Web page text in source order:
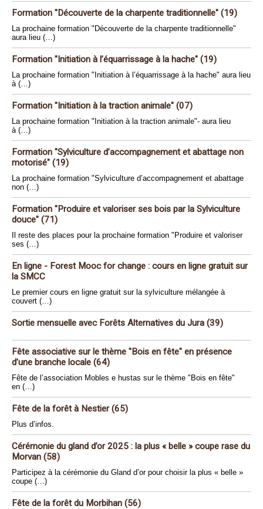
Formation "Découverte de la charpente traditionnelle" (19)
La prochaine formation "Découverte de la charpente traditionnelle"
aura lieu (…)
Formation "Initiation à l’équarrissage à la hache" (19)
La prochaine formation "Initiation à l’équarrissage à la hache" aura lieu
à (…)
Formation "Initiation à la traction animale" (07)
La prochaine formation "Initiation à la traction animale"- aura lieu
à (…)
Formation "Sylviculture d’accompagnement et abattage non
motorisé" (19)
La prochaine formation "Sylviculture d’accompagnement et abattage
non (…)
Formation "Produire et valoriser ses bois par la Sylviculture
douce" (71)
Il reste des places pour la prochaine formation "Produire et valoriser
ses (…)
En ligne - Forest Mooc for change : cours en ligne gratuit sur
la SMCC
Le premier cours en ligne gratuit sur la sylviculture mélangée à
couvert (…)
Sortie mensuelle avec Forêts Alternatives du Jura (39)
Fête associative sur le thème "Bois en fête" en présence
d’une branche locale (64)
Fête de l’association Mobles e hustas sur le thème "Bois en fête"
en (…)
Fête de la forêt à Nestier (65)
Plus d’infos.
Cérémonie du gland d’or 2025 : la plus « belle » coupe rase du
Morvan (58)
Participez à la cérémonie du Gland d’or pour choisir la plus « belle »
coupe (…)
Fête de la forêt du Morbihan (56)